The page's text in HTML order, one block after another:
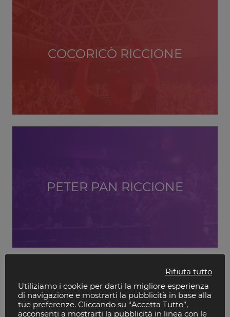
COCORICÒ RICCIONE
PETER PAN RICCIONE
Rifiuta tutto
Utiliziamo i cookie per darti la migliore esperienza
di navigazione e mostrarti la pubblicità in base alla
tue preferenze. Cliccando su “Accetta Tutto”,
acconsenti a mostrarti la pubblicità in linea con le